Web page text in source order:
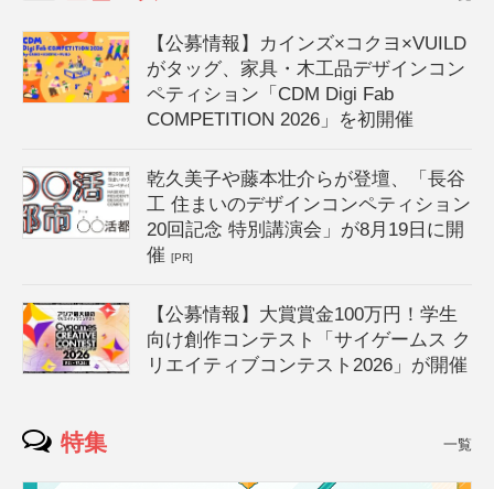
【公募情報】カインズ×コクヨ×VUILD
がタッグ、家具・木工品デザインコン
ペティション「CDM Digi Fab
COMPETITION 2026」を初開催
乾久美子や藤本壮介らが登壇、「長谷
工 住まいのデザインコンペティション
20回記念 特別講演会」が8月19日に開
催[PR]
【公募情報】大賞賞金100万円！学生
向け創作コンテスト「サイゲームス ク
リエイティブコンテスト2026」が開催
特集 一覧